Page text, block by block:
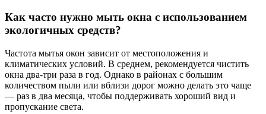
Как часто нужно мыть окна с использованием
экологичных средств?
Частота мытья окон зависит от местоположения и
климатических условий. В среднем, рекомендуется чистить
окна два-три раза в год. Однако в районах с большим
количеством пыли или вблизи дорог можно делать это чаще
— раз в два месяца, чтобы поддерживать хороший вид и
пропускание света.